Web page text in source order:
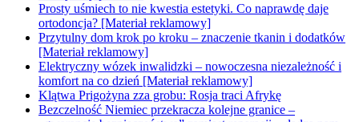
Prosty uśmiech to nie kwestia estetyki. Co naprawdę daje
ortodoncja? [Materiał reklamowy]
Przytulny dom krok po kroku – znaczenie tkanin i dodatków
[Materiał reklamowy]
Elektryczny wózek inwalidzki – nowoczesna niezależność i
komfort na co dzień [Materiał reklamowy]
Klątwa Prigożyna zza grobu: Rosja traci Afrykę
Bezczelność Niemiec przekracza kolejne granice –